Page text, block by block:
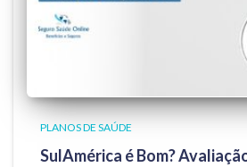
PLANOS DE SAÚDE
SulAmérica é Bom?